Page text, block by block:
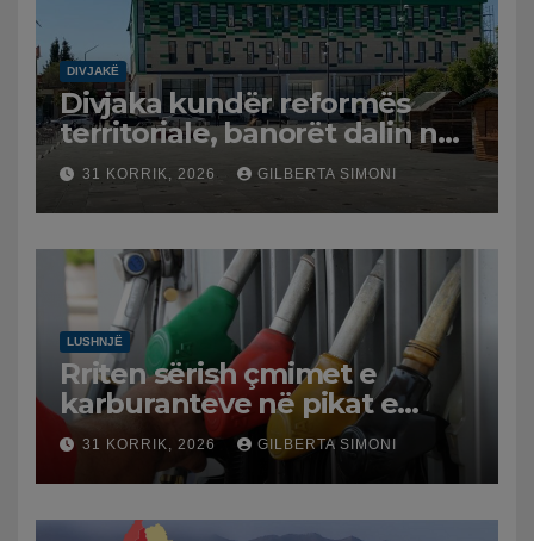
DIVJAKË
Divjaka kundër reformës
territoriale, banorët dalin në
protestë.
31 KORRIK, 2026 GILBERTA SIMONI
LUSHNJË
Rriten sërish çmimet e
karburanteve në pikat e
karburanteve në Lushnjë.
Tensionet në Lindjen e
Mesme shtrenjtojnë naftën
dhe benzinën në vend
31 KORRIK, 2026 GILBERTA SIMONI